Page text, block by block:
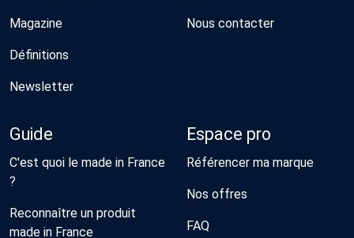
Magazine
Définitions
Newsletter
Nous contacter
Guide
C'est quoi le made in France
?
Reconnaître un produit
made in France
Espace pro
Référencer ma marque
Nos offres
FAQ